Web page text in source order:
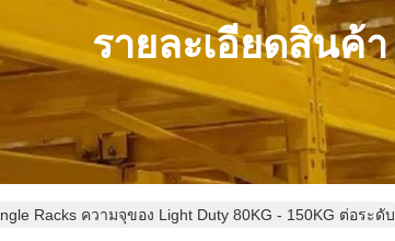
รายละเอียดสินค้า
Racks ความจุของ Light Duty 80KG - 150KG ต่อระดับ